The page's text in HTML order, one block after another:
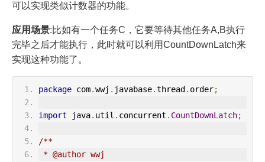
可以实现类似计数器的功能。
应用场景:比如有一个任务C，它要等待其他任务A,B执行
完毕之后才能执行，此时就可以利用CountDownLatch来
实现这种功能了。
package com.wwj . javabase.thread . order;
import java. util . concurrent . CountDownLatch;
/**
* @author wwj